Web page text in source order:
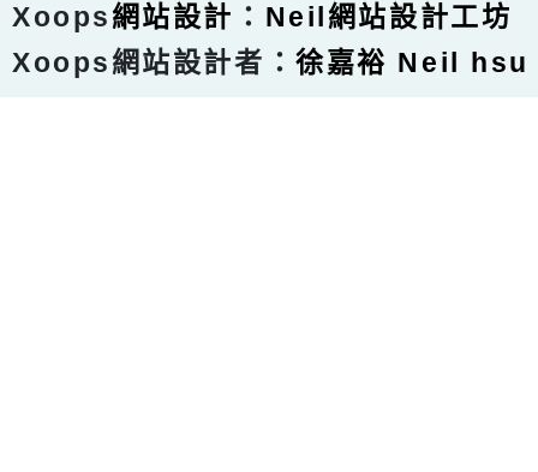
Xoops網站設計 ： Neil網站設計工坊
Xoops網站設計者：徐嘉裕 Neil hsu